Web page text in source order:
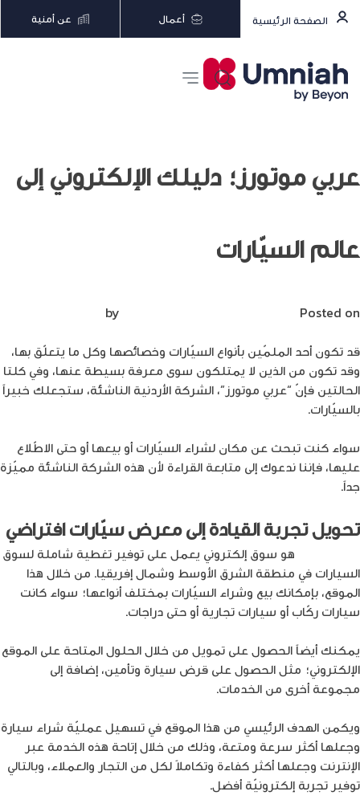
الصفحة الرئيسية أعمال عن أمنية
عربي موتورز؛ دليلك الإلكتروني إلى
عالم السيّارات
Posted on
قد تكون أحد الملمّين بأنواع السيّارات وخصائصها وكل ما يتعلّق بها،
وقد تكون من الذين لا يمتلكون سوى معرفة بسيطة عنها، وفي كلتا
الحالتين فإنّ “عربي موتورز”، الشركة الأردنية الناشئة، ستجعلك خبيراً
بالسيّارات.
سواء كنت تبحث عن مكان لشراء السيّارات أو بيعها أو حتى الاطّلاع
عليها، فإننا ندعوك إلى متابعة القراءة لأن هذه الشركة الناشئة مميّزة
جداً.
تحويل تجربة القيادة إلى معرض سيّارات افتراضي
هو سوق إلكتروني يعمل على توفير تغطية شاملة لسوق
السيارات في منطقة الشرق الأوسط وشمال إفريقيا. من خلال هذا
الموقع، بإمكانك بيع وشراء السيّارات بمختلف أنواعها؛ سواء كانت
سيارات ركّاب أو سيارات تجارية أو حتى دراجات.
يمكنك أيضاً الحصول على تمويل من خلال الحلول المتاحة على الموقع
الإلكتروني؛ مثل الحصول على قرض سيارة وتأمين، إضافة إلى
مجموعة أخرى من الخدمات.
ويكمن الهدف الرئيسي من هذا الموقع في تسهيل عمليّة شراء سيارة
وجعلها أكثر سرعة ومتعة، وذلك من خلال إتاحة هذه الخدمة عبر
الإنترنت وجعلها أكثر كفاءة وتكاملاً لكل من التجار والعملاء، وبالتالي
توفير تجربة إلكترونيّة أفضل.